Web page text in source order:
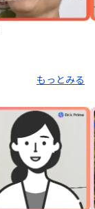
もっとみる